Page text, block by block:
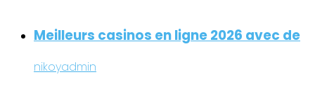
Meilleurs casinos en ligne 2026 avec de
nikoyadmin